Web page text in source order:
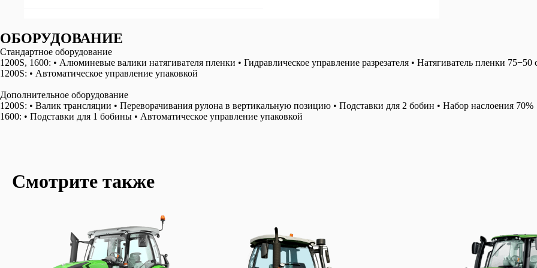
OБОРУДОВАНИЕ
Стандартное оборудование
1200S, 1600: • Алюминевые валики натягивателя пленки • Гидравлическое управление разрезателя • Натягиватель пленки 75−50
1200S: • Автоматическое управление упаковкой
Дополнительное оборудование
1200S: • Валик трансляции • Переворачивания рулона в вертикальную позицию • Подставки для 2 бобин • Hабор наслоения 70%
1600: • Подставки для 1 бобины • Автоматическое управление упаковкой
Смотрите также